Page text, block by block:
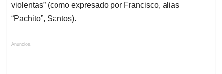
violentas” (como expresado por Francisco, alias
“Pachito”, Santos).
Anuncios.